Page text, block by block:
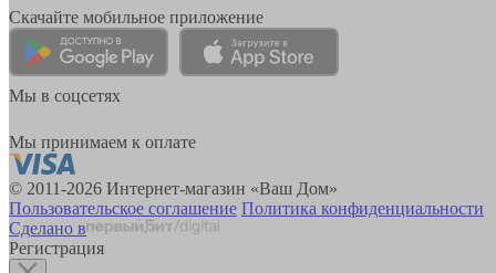
Скачайте мобильное приложение
Мы в соцсетях
Мы принимаем к оплате
© 2011-2026 Интернет-магазин «Ваш Дом»
Пользовательское соглашение Политика конфиденциальности
Сделано в
Регистрация